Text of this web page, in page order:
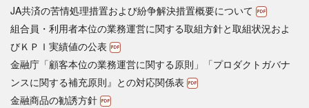
JA共済の苦情処理措置および紛争解決措置概要について
組合員・利用者本位の業務運営に関する取組方針と取組状況およ
びＫＰＩ実績値の公表
金融庁「顧客本位の業務運営に関する原則」「プロダクトガバナ
ンスに関する補充原則』との対応関係表
金融商品の勧誘方針